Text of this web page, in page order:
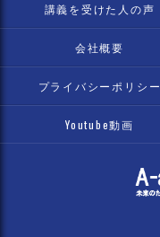
講義を受けた人の声
会社概要
プライバシーポリシー
Youtube動画